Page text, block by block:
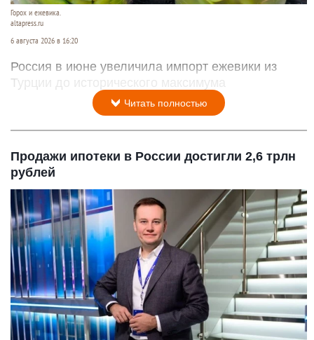
Горох и ежевика.
altapress.ru
6 августа 2026 в 16:20
Россия в июне увеличила импорт ежевики из
Турции до исторического максимума
Читать полностью
Продажи ипотеки в России достигли 2,6 трлн
рублей